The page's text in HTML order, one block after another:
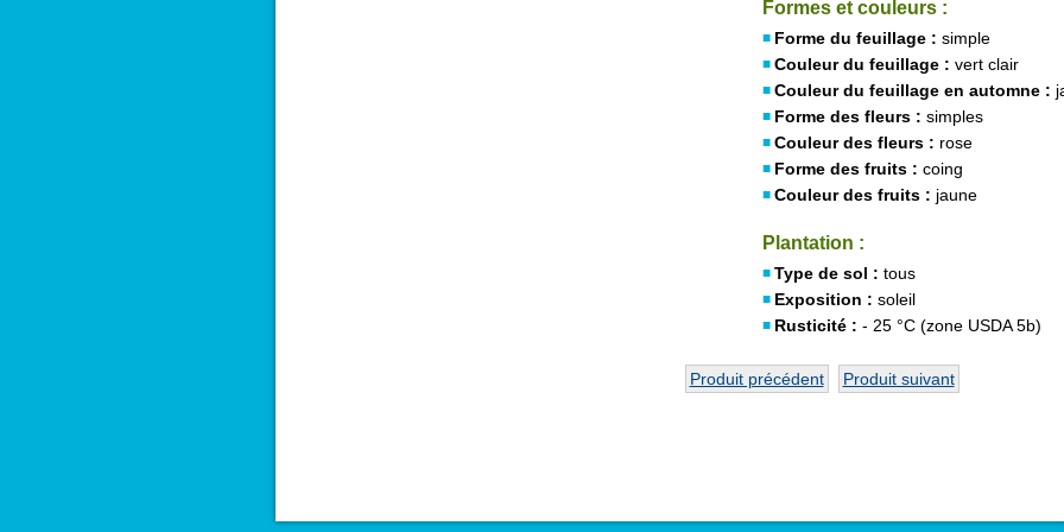
Formes et couleurs :
Forme du feuillage : simple
Couleur du feuillage : vert clair
Couleur du feuillage en automne :
Forme des fleurs : simples
Couleur des fleurs : rose
Forme des fruits : coing
Couleur des fruits : jaune
Plantation :
Type de sol : tous
Exposition : soleil
Rusticité : - 25 °C (zone USDA 5b)
Produit précédent Produit suivant